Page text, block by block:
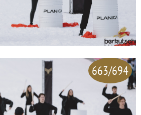
663/694